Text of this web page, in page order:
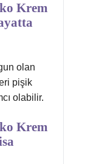
Krem
olan
pişik
olabilir.
Krem